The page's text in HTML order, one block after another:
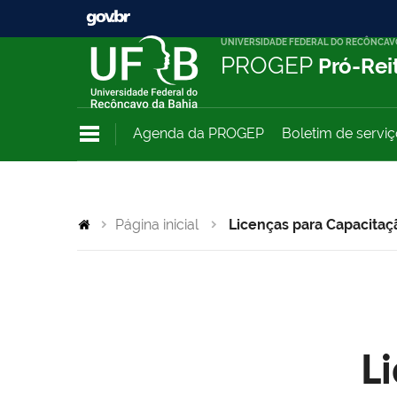
UNIVERSIDADE FEDERAL DO
PROGEP Pró-
Agenda da PROGEP Boletim de
Página inicial Licenças para